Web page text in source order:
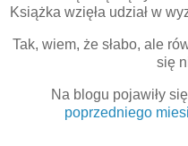
Książka wzięła udział w
Tak, wiem, że słabo, ale
się
Na blogu pojawiły
poprzedniego